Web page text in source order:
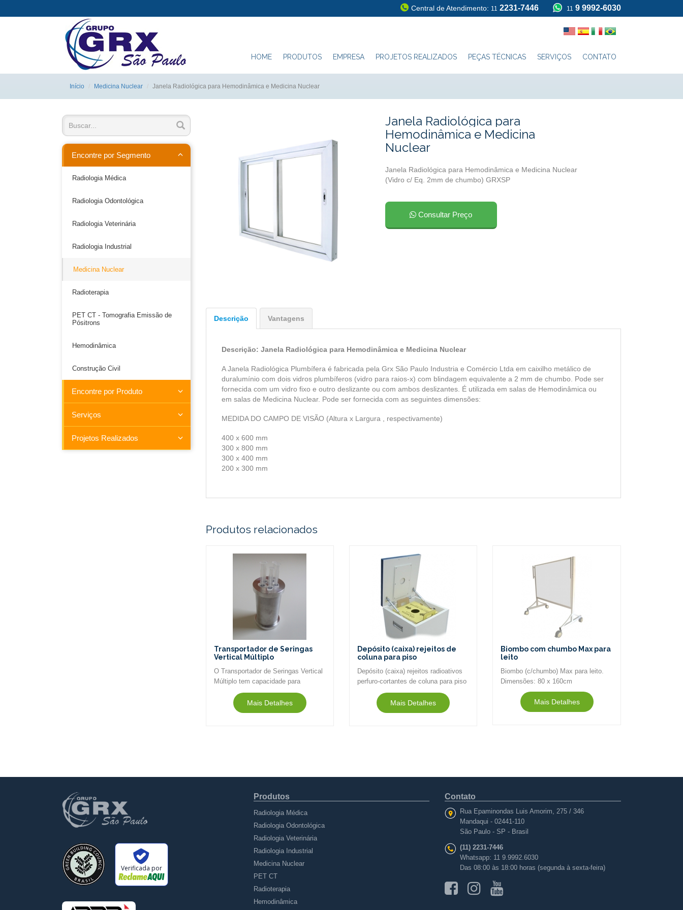
Central de Atendimento: 11 2231-7446 11 9 9992-6030
HOME PRODUTOS EMPRESA PROJETOS REALIZADOS PEÇAS TÉCNICAS SERVIÇOS CONTATO
Início Medicina Nuclear Janela Radiológica para Hemodinâmica e Medicina Nuclear
Encontre por Segmento
Radiologia Médica
Radiologia Odontológica
Radiologia Veterinária
Radiologia Industrial
Medicina Nuclear
Radioterapia
PET CT - Tomografia Emissão de
Pósitrons
Hemodinâmica
Construção Civil
Encontre por Produto
Serviços
Projetos Realizados
Janela Radiológica para
Hemodinâmica e Medicina
Nuclear
Janela Radiológica para Hemodinâmica e Medicina Nuclear
(Vidro c/ Eq. 2mm de chumbo) GRXSP
Consultar Preço
Descrição Vantagens
Descrição: Janela Radiológica para Hemodinâmica e Medicina Nuclear
A Janela Radiológica Plumbífera é fabricada pela Grx São Paulo Industria e Comércio Ltda em caixilho metálico de
duralumínio com dois vidros plumbíferos (vidro para raios-x) com blindagem equivalente a 2 mm de chumbo. Pode ser
fornecida com um vidro fixo e outro deslizante ou com ambos deslizantes. É utilizada em salas de Hemodinâmica ou
em salas de Medicina Nuclear. Pode ser fornecida com as seguintes dimensões:
MEDIDA DO CAMPO DE VISÃO (Altura x Largura , respectivamente)
400 x 600 mm
300 x 800 mm
300 x 400 mm
200 x 300 mm
Produtos relacionados
Transportador de Seringas
Vertical Múltiplo
O Transportador de Seringas Vertical
Múltiplo tem capacidade para
transportar 5 seringas
Mais Detalhes
Depósito (caixa) rejeitos de
coluna para piso
Depósito (caixa) rejeitos radioativos
perfuro-cortantes de coluna para piso
com 1 compartimento
Mais Detalhes
Biombo com chumbo Max para
leito
Biombo (c/chumbo) Max para leito.
Dimensões: 80 x 160cm
Mais Detalhes
Verificada por
Produtos
Radiologia Médica
Radiologia Odontológica
Radiologia Veterinária
Radiologia Industrial
Medicina Nuclear
PET CT
Radioterapia
Hemodinâmica
Contato
Rua Epaminondas Luis Amorim, 275 / 346
Mandaqui -02441-110
São Paulo - SP - Brasil
(11) 2231-7446
Whatsapp: 11 9.9992.6030
Das 08:00 às 18:00 horas (segunda à sexta-feira)